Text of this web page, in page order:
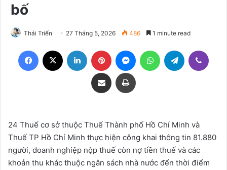
bố
Thái Triển 27 Tháng 5, 2026 486 1 minute read
Facebook LinkedIn Pinterest MessengerWhatsAppTelegram
Share via Email Print
24 Thuế cơ sở thuộc Thuế Thành phố Hồ Chí Minh và
Thuế TP Hồ Chí Minh thực hiện công khai thông tin 81.880
người, doanh nghiệp nộp thuế còn nợ tiền thuế và các
khoản thu khác thuộc ngân sách nhà nước đến thời điểm